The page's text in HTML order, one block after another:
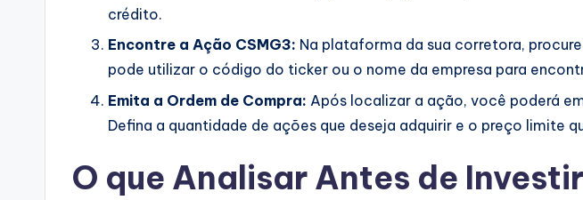
crédito.
Encontre a Ação CSMG3: Na plataforma da sua corretora,
pode utilizar o código do ticker ou o nome da empresa para
Emita a Ordem de Compra: Após localizar a ação, você poderá
Defina a quantidade de ações que deseja adquirir e o preço limite
O que Analisar Antes de